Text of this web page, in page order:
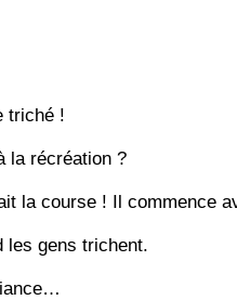
triché !
la récréation ?
la course ! Il commence
les gens trichent.